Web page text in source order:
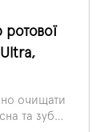
ротової
очищати
та зуби